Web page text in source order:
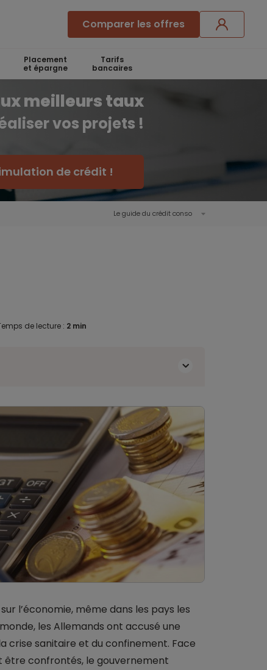
Comparer les offres
Placement
et épargne
Tarifs
bancaires
meilleurs taux
vos projets !
de crédit !
Le guide du crédit conso
de lecture : 2 min
l’économie, même dans les pays les
les Allemands ont accusé une
crise sanitaire et du confinement. Face
être confrontés, le gouvernement